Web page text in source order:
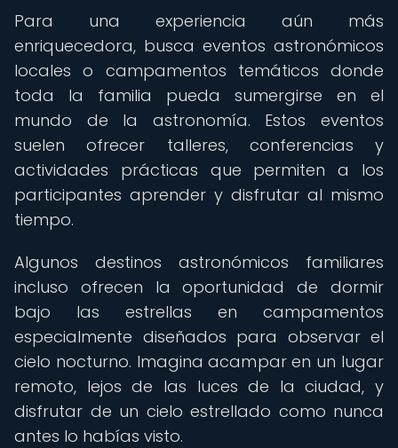
Para una experiencia aún más
enriquecedora, busca eventos astronómicos
locales o campamentos temáticos donde
toda la familia pueda sumergirse en el
mundo de la astronomía. Estos eventos
suelen ofrecer talleres, conferencias y
actividades prácticas que permiten a los
participantes aprender y disfrutar al mismo
tiempo.
Algunos destinos astronómicos familiares
incluso ofrecen la oportunidad de dormir
bajo las estrellas en campamentos
especialmente diseñados para observar el
cielo nocturno. Imagina acampar en un lugar
remoto, lejos de las luces de la ciudad, y
disfrutar de un cielo estrellado como nunca
antes lo habías visto.